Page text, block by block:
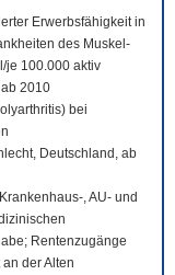
Erwerbsfähigkeit in
des Muskel-
je 100.000 aktiv
2010
bei
Deutschland, ab
, AU- und
Rentenzugänge
der Alten